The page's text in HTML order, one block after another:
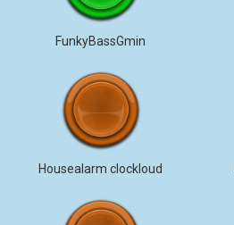
FunkyBassGmin
Housealarm clockloud